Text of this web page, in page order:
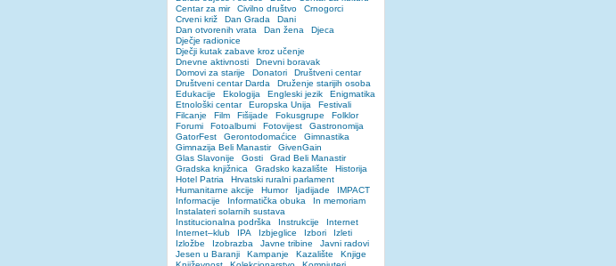
Centar za mir
Civilno društvo
Crnogorci
Crveni križ
Dan Grada
Dani
Dan otvorenih vrata
Dan žena
Djeca
Dječje radionice
Dječji kutak zabave kroz učenje
Dnevne aktivnosti
Dnevni boravak
Domovi za starije
Donatori
Društveni centar
Društveni centar Darda
Druženje starijih osoba
Edukacije
Ekologija Engleski jezik
Enigmatika
Etnološki centar
Europska Unija
Festivali
Filcanje
Film Fišijade Fokusgrupe
Folklor
Forumi
Fotoalbumi Fotovijest
Gastronomija
GatorFest
Gerontodomaćice
Gimnastika
Gimnazija Beli Manastir
GivenGain
Glas Slavonije
Gosti
Grad Beli Manastir
Gradska knjižnica
Gradsko kazalište
Historija
Hotel Patria
Hrvatski ruralni parlament
Humanitarne akcije
Humor Ijadijade
IMPACT
Informacije
Informatička obuka
In memoriam
Instalateri solarnih sustava
Institucionalna podrška
Instrukcije
Internet
Internet–klub
IPA Izbjeglice Izbori
Izleti
Izložbe
Izobrazba Javne tribine
Javni radovi
Jesen u Baranji
Kampanje Kazalište
Knjige